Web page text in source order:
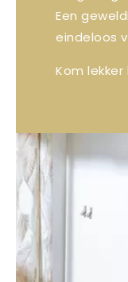
Een
eindeloos
Kom lekker